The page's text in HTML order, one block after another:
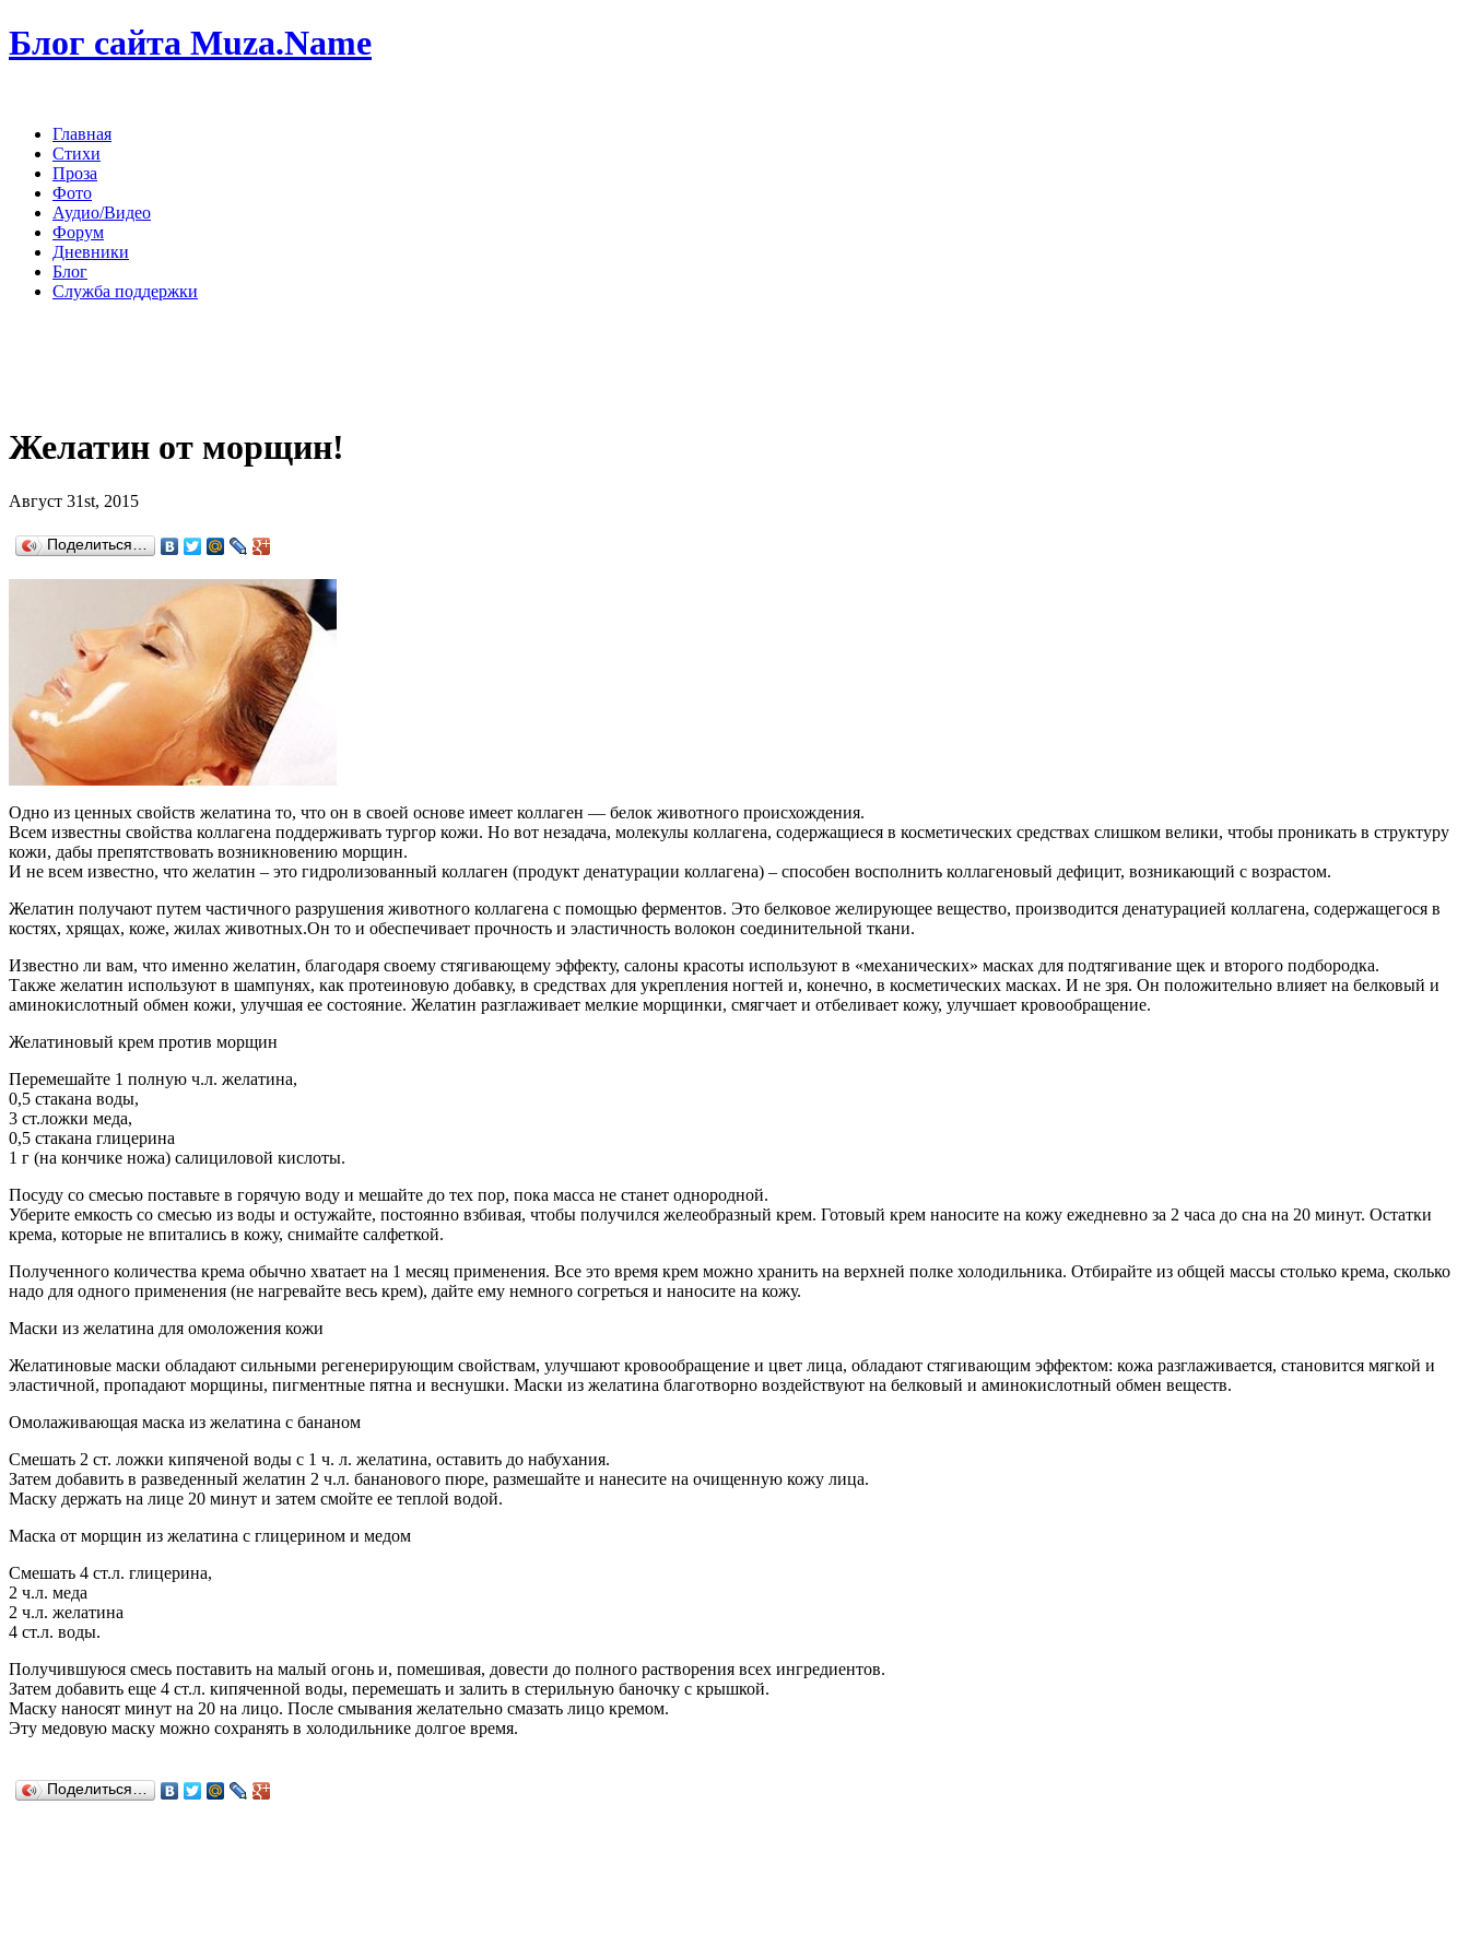
Блог сайта Muza.Name
Главная
Стихи
Проза
Фото
Аудио/Видео
Форум
Дневники
Блог
Служба поддержки
Желатин от морщин!
Август 31st, 2015
Поделиться…
Одно из ценных свойств желатина то, что он в своей основе имеет коллаген — белок животного происхождения.
Всем известны свойства коллагена поддерживать тургор кожи. Но вот незадача, молекулы коллагена, содержащиеся в косметических средствах слишком велики, чтобы проникать в структуру
кожи, дабы препятствовать возникновению морщин.
И не всем известно, что желатин – это гидролизованный коллаген (продукт денатурации коллагена) – способен восполнить коллагеновый дефицит, возникающий с возрастом.
Желатин получают путем частичного разрушения животного коллагена с помощью ферментов. Это белковое желирующее вещество, производится денатурацией коллагена, содержащегося в
костях, хрящах, коже, жилах животных.Он то и обеспечивает прочность и эластичность волокон соединительной ткани.
Известно ли вам, что именно желатин, благодаря своему стягивающему эффекту, салоны красоты используют в «механических» масках для подтягивание щек и второго подбородка.
Также желатин используют в шампунях, как протеиновую добавку, в средствах для укрепления ногтей и, конечно, в косметических масках. И не зря. Он положительно влияет на белковый и
аминокислотный обмен кожи, улучшая ее состояние. Желатин разглаживает мелкие морщинки, смягчает и отбеливает кожу, улучшает кровообращение.
Желатиновый крем против морщин
Перемешайте 1 полную ч.л. желатина,
0,5 стакана воды,
3 ст.ложки меда,
0,5 стакана глицерина
1 г (на кончике ножа) салициловой кислоты.
Посуду со смесью поставьте в горячую воду и мешайте до тех пор, пока масса не станет однородной.
Уберите емкость со смесью из воды и остужайте, постоянно взбивая, чтобы получился желеобразный крем. Готовый крем наносите на кожу ежедневно за 2 часа до сна на 20 минут. Остатки
крема, которые не впитались в кожу, снимайте салфеткой.
Полученного количества крема обычно хватает на 1 месяц применения. Все это время крем можно хранить на верхней полке холодильника. Отбирайте из общей массы столько крема, сколько
надо для одного применения (не нагревайте весь крем), дайте ему немного согреться и наносите на кожу.
Маски из желатина для омоложения кожи
Желатиновые маски обладают сильными регенерирующим свойствам, улучшают кровообращение и цвет лица, обладают стягивающим эффектом: кожа разглаживается, становится мягкой и
эластичной, пропадают морщины, пигментные пятна и веснушки. Маски из желатина благотворно воздействуют на белковый и аминокислотный обмен веществ.
Омолаживающая маска из желатина с бананом
Смешать 2 ст. ложки кипяченой воды с 1 ч. л. желатина, оставить до набухания.
Затем добавить в разведенный желатин 2 ч.л. бананового пюре, размешайте и нанесите на очищенную кожу лица.
Маску держать на лице 20 минут и затем смойте ее теплой водой.
Маска от морщин из желатина с глицерином и медом
Смешать 4 ст.л. глицерина,
2 ч.л. меда
2 ч.л. желатина
4 ст.л. воды.
Получившуюся смесь поставить на малый огонь и, помешивая, довести до полного растворения всех ингредиентов.
Затем добавить еще 4 ст.л. кипяченной воды, перемешать и залить в стерильную баночку с крышкой.
Маску наносят минут на 20 на лицо. После смывания желательно смазать лицо кремом.
Эту медовую маску можно сохранять в холодильнике долгое время.
Поделиться…